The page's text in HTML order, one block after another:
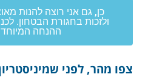
כן, גם אני רוצה להנות
ולזכות בחגורת הבטחון.
ההנחה
צפו מהר, לפני